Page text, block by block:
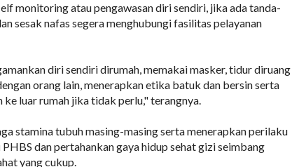
monitoring atau pengawasan diri sendiri, jika ada tanda-
sesak nafas segera menghubungi fasilitas pelayanan
diri sendiri dirumah, memakai masker, tidur diruang
orang lain, menerapkan etika batuk dan bersin serta
luar rumah jika tidak perlu," terangnya.
stamina tubuh masing-masing serta menerapkan perilaku
dan pertahankan gaya hidup sehat gizi seimbang
yang cukup.